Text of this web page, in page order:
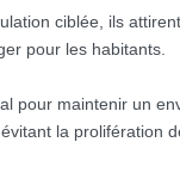
ciblée, ils
pour les habitants.
pour maintenir un
la prolifération